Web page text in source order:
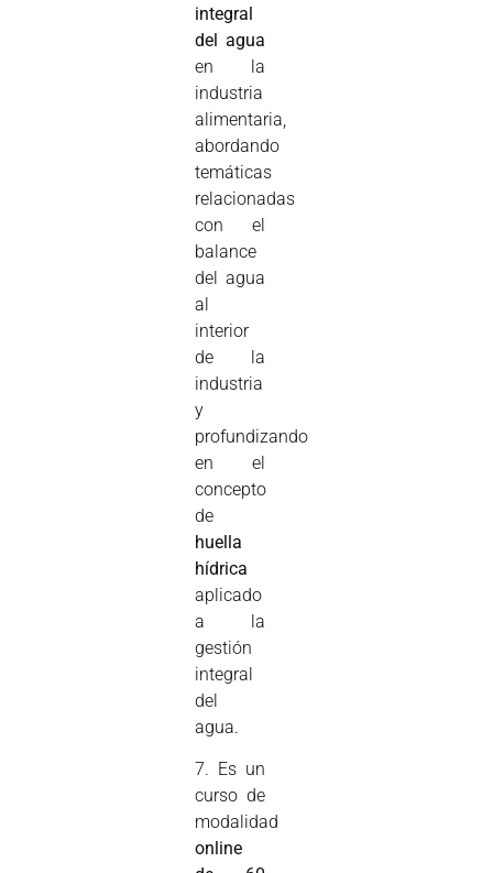
integral
del agua
en la
industria
alimentaria,
abordando
temáticas
relacionadas
con el
balance
del agua
al
interior
de la
industria
y
profundizando
en el
concepto
de
huella
hídrica
aplicado
a la
gestión
integral
del
agua.
7. Es un
curso de
modalidad
online